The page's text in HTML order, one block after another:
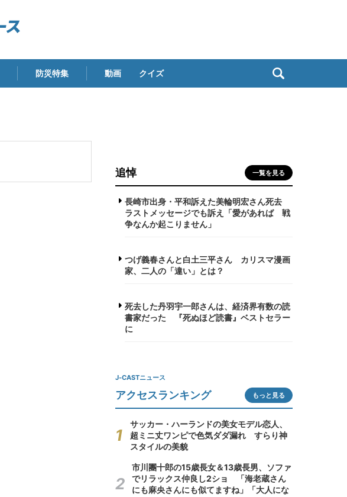
防災特集 動画 クイズ
追悼 一覧を見る
長崎市出身・平和訴えた美輪明宏さん死去
ラストメッセージでも訴え「愛があれば 戦
争なんか起こりません」
つげ義春さんと白土三平さん カリスマ漫画
家、二人の「違い」とは？
死去した丹羽宇一郎さんは、経済界有数の読
書家だった 『死ぬほど読書』ベストセラー
に
J-CASTニュース
アクセスランキング もっと見る
サッカー・ハーランドの美女モデル恋人、
超ミニ丈ワンピで色気ダダ漏れ すらり神
スタイルの美貌
市川團十郎の15歳長女＆13歳長男、ソファ
でリラックス仲良し2ショ 「海老蔵さん
にも麻央さんにも似てますね」「大人にな